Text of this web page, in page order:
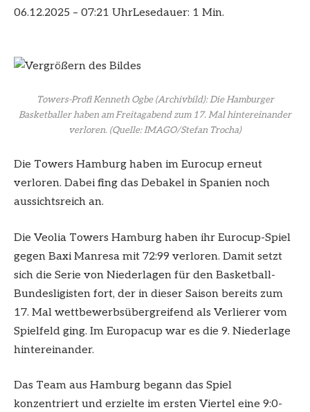
06.12.2025 – 07:21 UhrLesedauer: 1 Min.
Towers-Profi Kenneth Ogbe (Archivbild): Die Hamburger
Basketballer haben am Freitagabend zum 17. Mal hintereinander
verloren. (Quelle: IMAGO/Stefan Trocha)
Die Towers Hamburg haben im Eurocup erneut
verloren. Dabei fing das Debakel in Spanien noch
aussichtsreich an.
Die Veolia Towers Hamburg haben ihr Eurocup-Spiel
gegen Baxi Manresa mit 72:99 verloren. Damit setzt
sich die Serie von Niederlagen für den Basketball-
Bundesligisten fort, der in dieser Saison bereits zum
17. Mal wettbewerbsübergreifend als Verlierer vom
Spielfeld ging. Im Europacup war es die 9. Niederlage
hintereinander.
Das Team aus Hamburg begann das Spiel
konzentriert und erzielte im ersten Viertel eine 9:0-